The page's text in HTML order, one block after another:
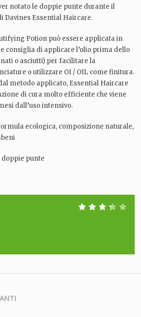
notato le doppie punte durante il
Davines Essential Haircare.
Potion può essere applicata in
consiglia di applicare l’olio prima dello
o asciutti) per facilitare la
o utilizzare OI / OIL come finitura.
metodo applicato, Essential Haircare
di cura molto efficiente che viene
dall’uso intensivo.
ecologica, composizione naturale,
punte